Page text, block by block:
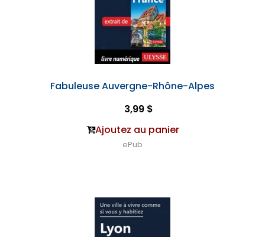
Fabuleuse Auvergne-Rhône-Alpes
3,99 $
Ajoutez au panier
ePub